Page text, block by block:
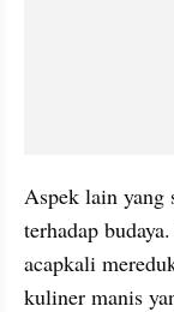
Aspek lain yang
terhadap
acapkali
kuliner manis